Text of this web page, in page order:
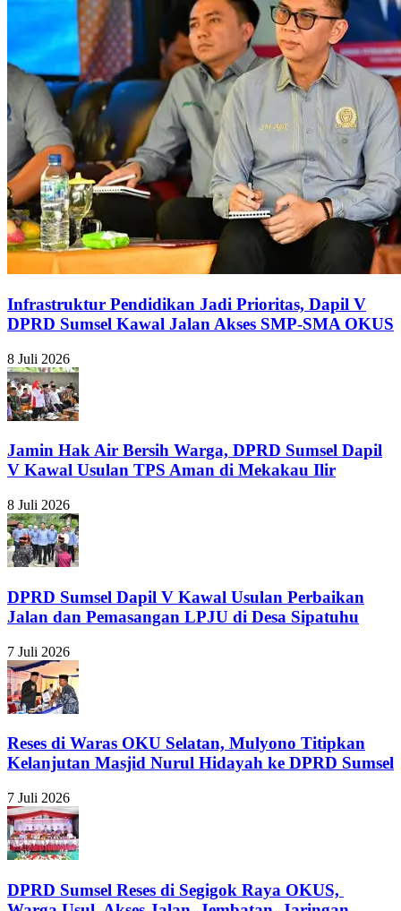
Infrastruktur Pendidikan Jadi Prioritas, Dapil V
DPRD Sumsel Kawal Jalan Akses SMP-SMA OKUS
8 Juli 2026
Jamin Hak Air Bersih Warga, DPRD Sumsel Dapil
V Kawal Usulan TPS Aman di Mekakau Ilir
8 Juli 2026
DPRD Sumsel Dapil V Kawal Usulan Perbaikan
Jalan dan Pemasangan LPJU di Desa Sipatuhu
7 Juli 2026
Reses di Waras OKU Selatan, Mulyono Titipkan
Kelanjutan Masjid Nurul Hidayah ke DPRD Sumsel
7 Juli 2026
DPRD Sumsel Reses di Segigok Raya OKUS,